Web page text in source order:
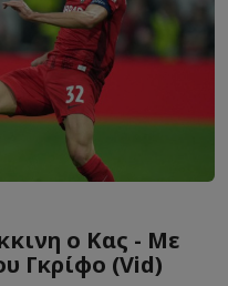
ο Κας - Με
Γκρίφο (Vid)